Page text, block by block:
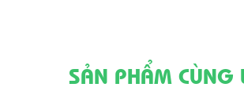
SẢN PHẨM CÙNG